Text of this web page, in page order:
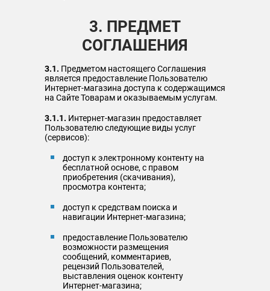
3. ПРЕДМЕТ
СОГЛАШЕНИЯ
3.1. Предметом настоящего Соглашения
является предоставление Пользователю
Интернет-магазина доступа к содержащимся
на Сайте Товарам и оказываемым услугам.
3.1.1. Интернет-магазин предоставляет
Пользователю следующие виды услуг
(сервисов):
доступ к электронному контенту на
бесплатной основе, с правом
приобретения (скачивания),
просмотра контента;
доступ к средствам поиска и
навигации Интернет-магазина;
предоставление Пользователю
возможности размещения
сообщений, комментариев,
рецензий Пользователей,
выставления оценок контенту
Интернет-магазина;